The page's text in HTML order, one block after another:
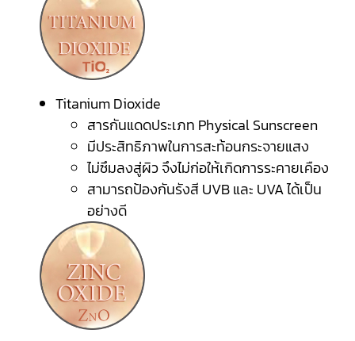
Titanium Dioxide
สารกันแดดประเภท Physical Sunscreen
มีประสิทธิภาพในการสะท้อนกระจายแสง
ไม่ซึมลงสู่ผิว จึงไม่ก่อให้เกิดการระคายเคือง
สามารถป้องกันรังสี UVB และ UVA ได้เป็น
อย่างดี